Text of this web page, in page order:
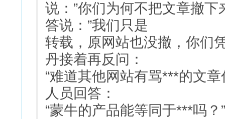
说：”你们为何不把文章撤
答说：”我们只是
转载，原网站也没撤，你们
丹接着再反问：
“难道其他网站有骂***的文
人员回答：
“蒙牛的产品能等同于***吗